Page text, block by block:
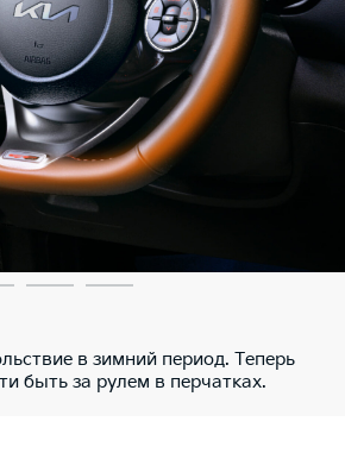
в зимний период. Теперь
быть за рулем в перчатках.